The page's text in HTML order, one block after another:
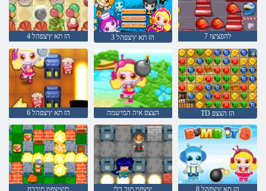
4 הז תא ץיצפהל 3 הז תא ץיצפהל להפציצו 7
6 הז תא ץיצפהל הצצפ איה המישמה TD הז הצצפ
םיציצפמ םירבח ץיצפמ םוב דלי 8 הז תא ץיצפהל